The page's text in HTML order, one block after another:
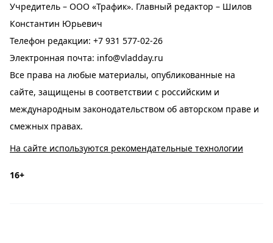
Учредитель – ООО «Трафик». Главный редактор – Шилов
Константин Юрьевич
Телефон редакции: +7 931 577-02-26
Электронная почта: info@vladday.ru
Все права на любые материалы, опубликованные на
сайте, защищены в соответствии с российским и
международным законодательством об авторском праве и
смежных правах.
На сайте используются рекомендательные технологии
16+